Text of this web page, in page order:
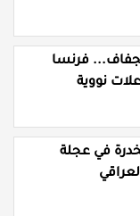
فرنسا
في عجلة